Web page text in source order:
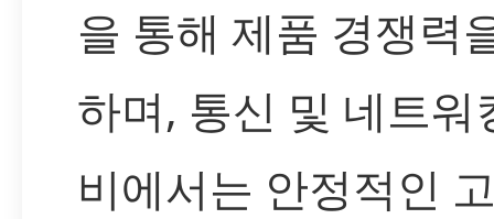
을 통해 제품 경쟁력
하며, 통신 및 네트워
비에서는 안정적인